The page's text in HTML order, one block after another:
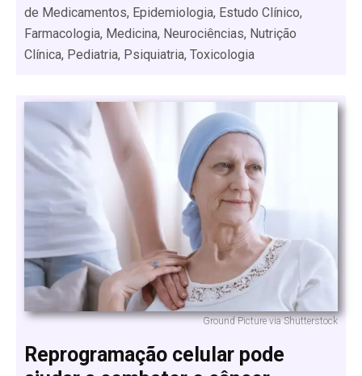
de Medicamentos, Epidemiologia, Estudo Clínico,
Farmacologia, Medicina, Neurociências, Nutrição
Clínica, Pediatria, Psiquiatria, Toxicologia
Ground Picture via Shutterstock
Reprogramação celular pode